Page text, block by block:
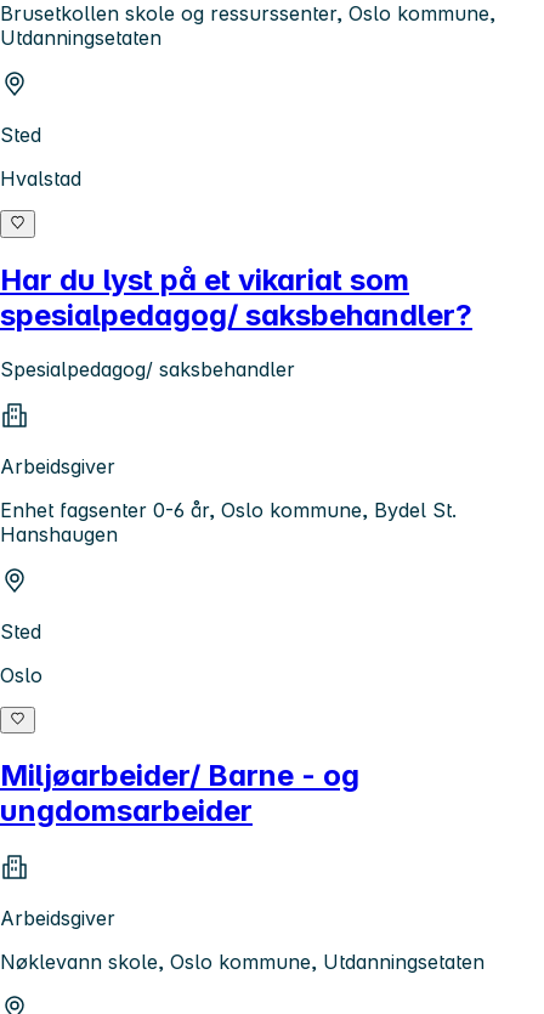
Brusetkollen skole og ressurssenter, Oslo kommune,
Utdanningsetaten
Sted
Hvalstad
Har du lyst på et vikariat som
spesialpedagog/ saksbehandler?
Spesialpedagog/ saksbehandler
Arbeidsgiver
Enhet fagsenter 0-6 år, Oslo kommune, Bydel St.
Hanshaugen
Sted
Oslo
Miljøarbeider/ Barne - og
ungdomsarbeider
Arbeidsgiver
Nøklevann skole, Oslo kommune, Utdanningsetaten